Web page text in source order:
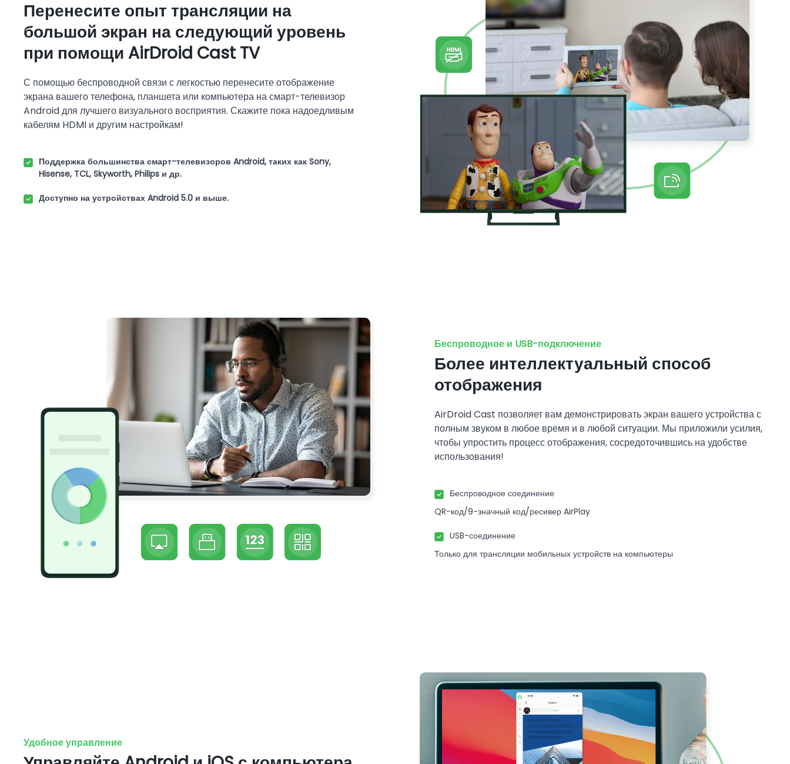
Перенесите опыт трансляции на
большой экран на следующий уровень
при помощи AirDroid Cast TV
С помощью беспроводной связи с легкостью перенесите отображение
экрана вашего телефона, планшета или компьютера на смарт-телевизор
Android для лучшего визуального восприятия. Скажите пока надоедливым
кабелям HDMI и другим настройкам!
Поддержка большинства смарт-телевизоров Android, таких как Sony,
Hisense, TCL, Skyworth, Philips и др.
Доступно на устройствах Android 5.0 и выше.
Беспроводное и USB-подключение
Более интеллектуальный способ
отображения
AirDroid Cast позволяет вам демонстрировать экран вашего устройства с
полным звуком в любое время и в любой ситуации. Мы приложили усилия,
чтобы упростить процесс отображения, сосредоточившись на удобстве
использования!
Беспроводное соединение
QR-код/9-значный код/ресивер AirPlay
USB-соединение
Только для трансляции мобильных устройств на компьютеры
Удобное управление